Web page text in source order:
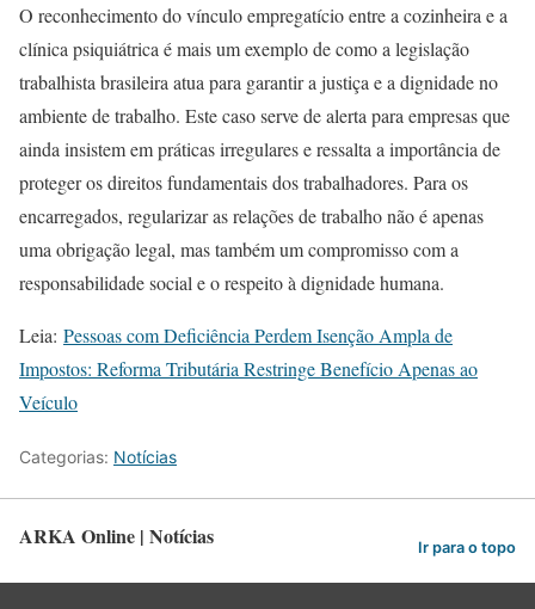
O reconhecimento do vínculo empregatício entre a cozinheira e a
clínica psiquiátrica é mais um exemplo de como a legislação
trabalhista brasileira atua para garantir a justiça e a dignidade no
ambiente de trabalho. Este caso serve de alerta para empresas que
ainda insistem em práticas irregulares e ressalta a importância de
proteger os direitos fundamentais dos trabalhadores. Para os
encarregados, regularizar as relações de trabalho não é apenas
uma obrigação legal, mas também um compromisso com a
responsabilidade social e o respeito à dignidade humana.
Leia: Pessoas com Deficiência Perdem Isenção Ampla de
Impostos: Reforma Tributária Restringe Benefício Apenas ao
Veículo
Categorias: Notícias
ARKA Online | Notícias Ir para o topo